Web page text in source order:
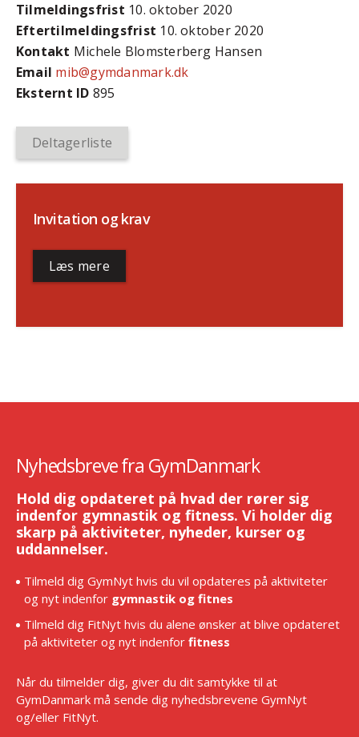
Tilmeldingsfrist 10. oktober 2020
Efter­tilmeldings­frist 10. oktober 2020
Kontakt Michele Blomsterberg Hansen
Email mib@gymdanmark.dk
Eksternt ID 895
Deltagerliste
Invitation og krav
Læs mere
Nyhedsbreve fra GymDanmark
Hold dig opdateret på hvad der rører sig
indenfor gymnastik og fitness. Vi holder dig
skarp på aktiviteter, nyheder, kurser og
uddannelser.
Tilmeld dig GymNyt hvis du vil opdateres på aktiviteter
og nyt indenfor gymnastik og fitnes
Tilmeld dig FitNyt hvis du alene ønsker at blive opdateret
på aktiviteter og nyt indenfor fitness
Når du tilmelder dig, giver du dit samtykke til at
GymDanmark må sende dig nyhedsbrevene GymNyt
og/eller FitNyt.